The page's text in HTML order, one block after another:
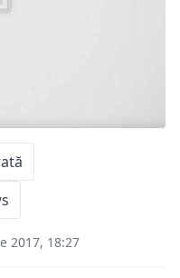
2017, 18:27